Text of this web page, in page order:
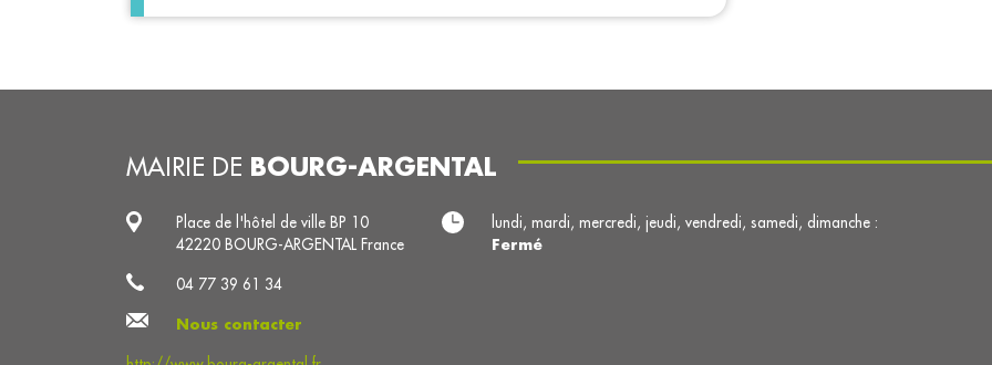
MAIRIE DE BOURG-ARGENTAL
Place de l'hôtel de ville BP 10
42220 BOURG-ARGENTAL France
04 77 39 61 34
Nous contacter
lundi, mardi, mercredi, jeudi, vendredi, samedi, dimanche :
Fermé